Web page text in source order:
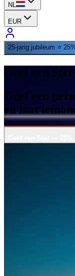
NL
EUR
25‑jarig jubileum ⭐
Geef een Ster
Geef een
en laat